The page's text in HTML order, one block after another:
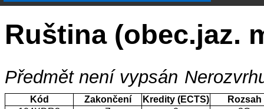
Ruština (obec.jaz.
Předmět není vypsán
Kód Zakončení Kredity (ECTS)
Rozsah